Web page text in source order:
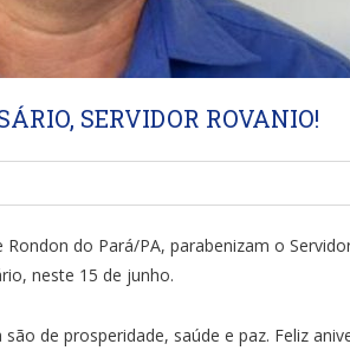
SERVIDOR ROVANIO!
do Pará/PA, parabenizam o
neste 15 de junho.
prosperidade, saúde e paz. Feliz